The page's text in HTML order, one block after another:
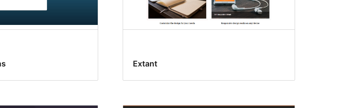
Extant